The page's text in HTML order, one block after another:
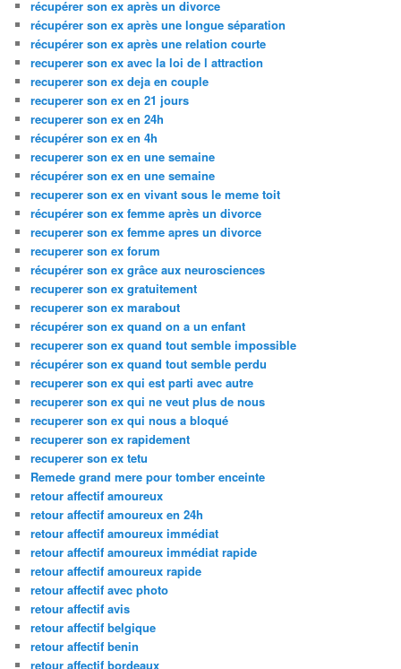
récupérer son ex après un divorce
récupérer son ex après une longue séparation
récupérer son ex après une relation courte
recuperer son ex avec la loi de l attraction
recuperer son ex deja en couple
recuperer son ex en 21 jours
recuperer son ex en 24h
récupérer son ex en 4h
recuperer son ex en une semaine
récupérer son ex en une semaine
recuperer son ex en vivant sous le meme toit
récupérer son ex femme après un divorce
recuperer son ex femme apres un divorce
recuperer son ex forum
récupérer son ex grâce aux neurosciences
recuperer son ex gratuitement
recuperer son ex marabout
récupérer son ex quand on a un enfant
recuperer son ex quand tout semble impossible
récupérer son ex quand tout semble perdu
recuperer son ex qui est parti avec autre
recuperer son ex qui ne veut plus de nous
recuperer son ex qui nous a bloqué
recuperer son ex rapidement
recuperer son ex tetu
Remede grand mere pour tomber enceinte
retour affectif amoureux
retour affectif amoureux en 24h
retour affectif amoureux immédiat
retour affectif amoureux immédiat rapide
retour affectif amoureux rapide
retour affectif avec photo
retour affectif avis
retour affectif belgique
retour affectif benin
retour affectif bordeaux